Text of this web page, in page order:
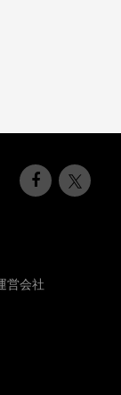
営会社